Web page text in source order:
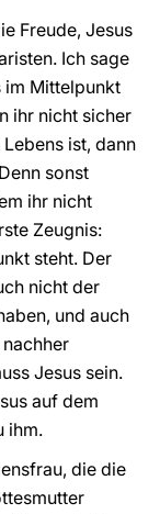
Freude, Jesus
Ich sage
im Mittelpunkt
ihr nicht sicher
ist, dann
sonst
ihr nicht
Zeugnis:
steht. Der
nicht der
und auch
Jesus sein.
auf dem
ihm.
die die